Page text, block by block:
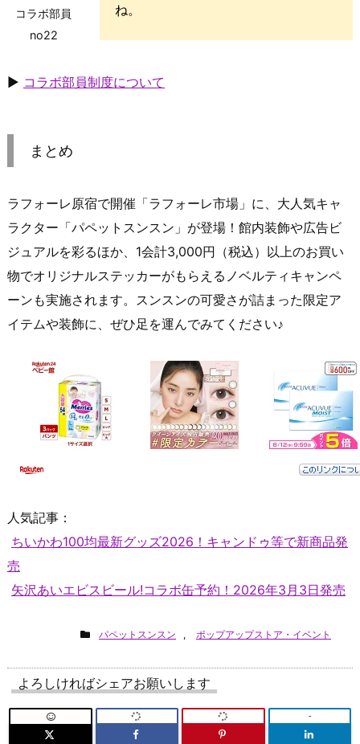
コラボ部員
no22
ね。
▶ コラボ部員制度について
まとめ
ラフォーレ原宿で開催「ラフォーレ市場」に、大人気キャ
ラクター「パペットスンスン」が登場！館内装飾や広告ビ
ジュアルを彩るほか、1会計3,000円（税込）以上のお買い
物でオリジナルステッカーがもらえるノベルティキャンペ
ーンも実施されます。スンスンの可愛さが詰まった限定ア
イテムや装飾に、ぜひ足を運んでみてください♪
人気記事：
ちいかわ100均最新グッズ2026！キャンドゥ等で新商品発
売
矢沢あいエビスビール!コラボ缶予約！2026年3月3日発売
パペットスンスン , ポップアップストア・イベント
よろしければシェアお願いします
-